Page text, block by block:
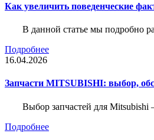
Как увеличить поведенческие
В данной статье мы подробно
Подробнее
16.04.2026
Запчасти MITSUBISHI: выбор,
Выбор запчастей для
Подробнее